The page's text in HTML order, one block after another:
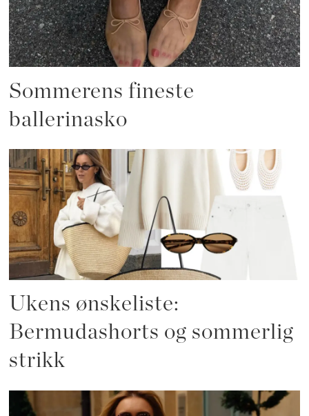
Sommerens fineste
ballerinasko
Ukens ønskeliste:
Bermudashorts og sommerlig
strikk